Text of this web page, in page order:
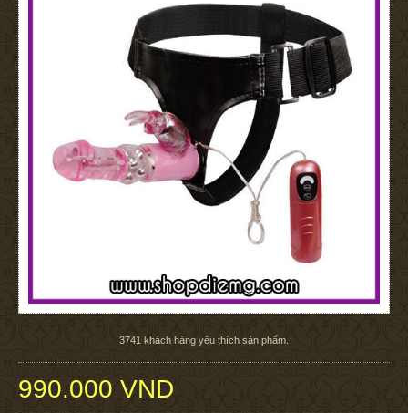
3741 khách hàng yêu thích sản phẩm.
990.000 VND